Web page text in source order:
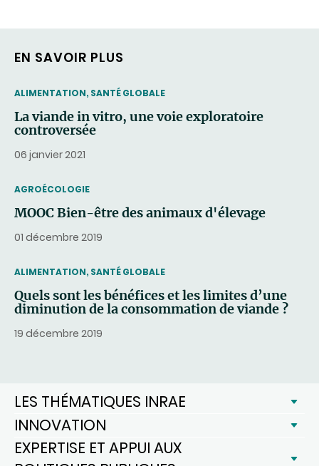
EN SAVOIR PLUS
THEMATIC
ALIMENTATION, SANTÉ GLOBALE
La viande in vitro, une voie exploratoire
controversée
06 janvier 2021
THEMATIC
AGROÉCOLOGIE
MOOC Bien-être des animaux d'élevage
01 décembre 2019
THEMATIC
ALIMENTATION, SANTÉ GLOBALE
Quels sont les bénéfices et les limites d’une
diminution de la consommation de viande ?
19 décembre 2019
LES THÉMATIQUES INRAE
INNOVATION
EXPERTISE ET APPUI AUX